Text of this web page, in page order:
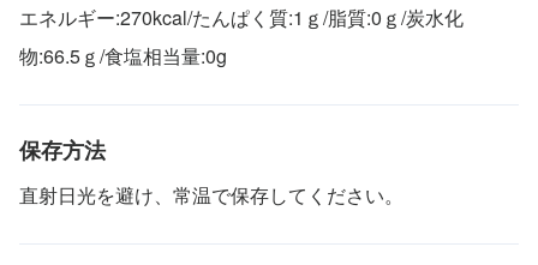
エネルギー:270kcal/たんぱく質:1ｇ/脂質:0ｇ/炭水化
物:66.5ｇ/食塩相当量:0g
保存方法
直射日光を避け、常温で保存してください。